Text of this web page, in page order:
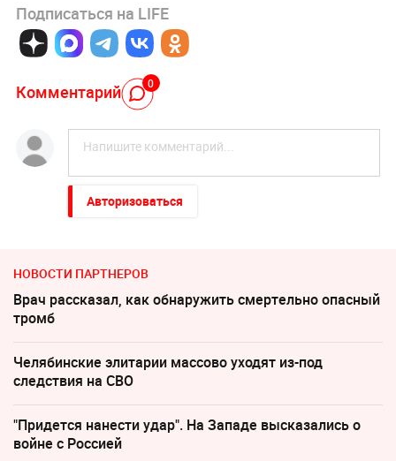
Подписаться на LIFE
Комментарий 0
Авторизоваться
НОВОСТИ ПАРТНЕРОВ
Врач рассказал, как обнаружить смертельно опасный
тромб
Челябинские элитарии массово уходят из-под
следствия на СВО
"Придется нанести удар". На Западе высказались о
войне с Россией